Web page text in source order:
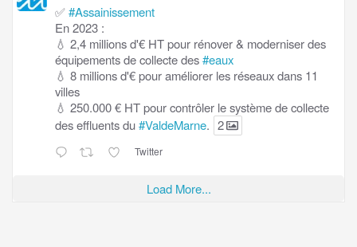
✅#Assainissement
En 2023 :
💧 2,4 millions d'€ HT pour rénover & moderniser des
équipements de collecte des#eaux
💧 8 millions d'€ pour améliorer les réseaux dans 11
villes
💧 250.000 € HT pour contrôler le système de collecte
des effluents du#ValdeMarne. 2
Twitter
Load More...